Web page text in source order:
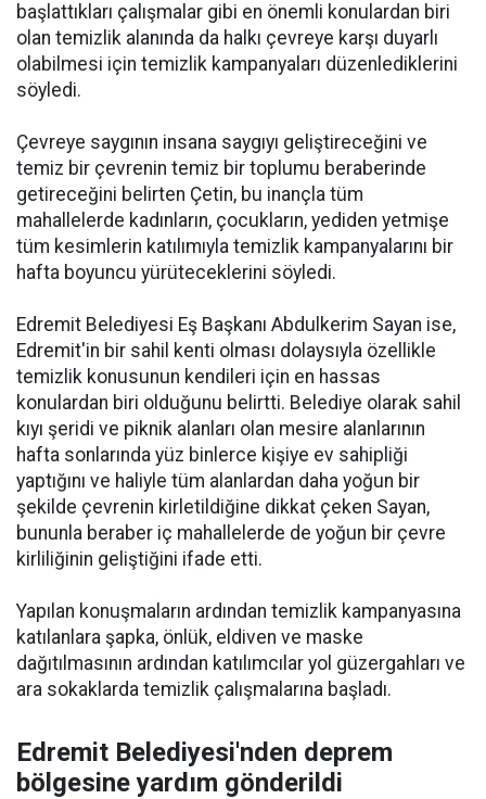
başlattıkları çalışmalar gibi en önemli konulardan biri
olan temizlik alanında da halkı çevreye karşı duyarlı
olabilmesi için temizlik kampanyaları düzenlediklerini
söyledi.
Çevreye saygının insana saygıyı geliştireceğini ve
temiz bir çevrenin temiz bir toplumu beraberinde
getireceğini belirten Çetin, bu inançla tüm
mahallelerde kadınların, çocukların, yediden yetmişe
tüm kesimlerin katılımıyla temizlik kampanyalarını bir
hafta boyuncu yürüteceklerini söyledi.
Edremit Belediyesi Eş Başkanı Abdulkerim Sayan ise,
Edremit'in bir sahil kenti olması dolaysıyla özellikle
temizlik konusunun kendileri için en hassas
konulardan biri olduğunu belirtti. Belediye olarak sahil
kıyı şeridi ve piknik alanları olan mesire alanlarının
hafta sonlarında yüz binlerce kişiye ev sahipliği
yaptığını ve haliyle tüm alanlardan daha yoğun bir
şekilde çevrenin kirletildiğine dikkat çeken Sayan,
bununla beraber iç mahallelerde de yoğun bir çevre
kirliliğinin geliştiğini ifade etti.
Yapılan konuşmaların ardından temizlik kampanyasına
katılanlara şapka, önlük, eldiven ve maske
dağıtılmasının ardından katılımcılar yol güzergahları ve
ara sokaklarda temizlik çalışmalarına başladı.
Edremit Belediyesi'nden deprem
bölgesine yardım gönderildi